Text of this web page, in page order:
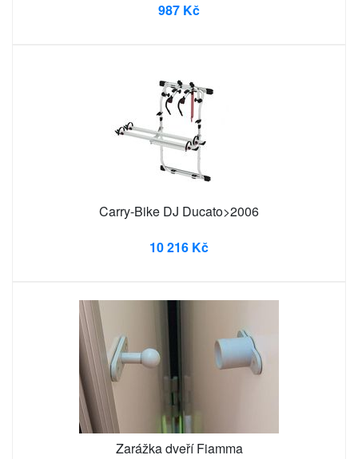
987 Kč
Carry-Bike DJ Ducato>2006
10 216 Kč
Zarážka dveří Fiamma